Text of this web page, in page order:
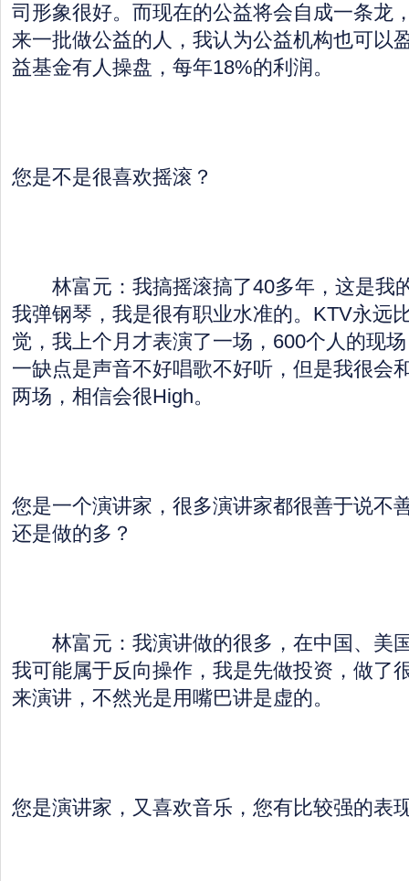
司形象很好。而现在的公益将会自成一条龙
来一批做公益的人，我认为公益机构也可以
益基金有人操盘，每年18%的利润。
您是不是很喜欢摇滚？
林富元：我搞摇滚搞了40多年，这是我
我弹钢琴，我是很有职业水准的。KTV永远
觉，我上个月才表演了一场，600个人的现
一缺点是声音不好唱歌不好听，但是我很会
两场，相信会很High。
您是一个演讲家，很多演讲家都很善于说不
还是做的多？
林富元：我演讲做的很多，在中国、美
我可能属于反向操作，我是先做投资，做了
来演讲，不然光是用嘴巴讲是虚的。
您是演讲家，又喜欢音乐，您有比较强的表